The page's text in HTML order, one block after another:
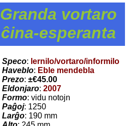
Granda vortaro
ĉina-esperanta
Speco: lernilo/vortaro/informilo
Haveblo: Eble mendebla
Prezo: ±€45.00
Eldonjaro: 2007
Formo: vidu notojn
Paĝoj: 1250
Larĝo: 190 mm